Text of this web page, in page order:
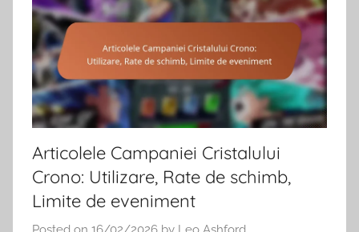
Articolele Campaniei Cristalului
Crono: Utilizare, Rate de schimb,
Limite de eveniment